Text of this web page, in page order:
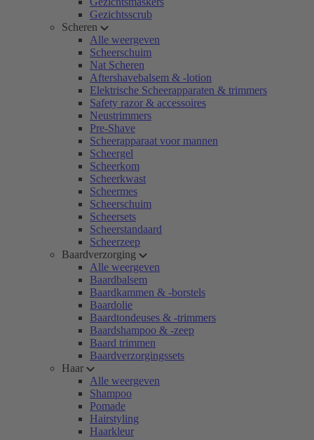
Gezichtsscrub
Scheren
Alle weergeven
Scheerschuim
Nat Scheren
Aftershavebalsem & -lotion
Elektrische Scheerapparaten & trimmers
Safety razor & accessoires
Neustrimmers
Pre-Shave
Scheerapparaat voor mannen
Scheergel
Scheerkom
Scheerkwast
Scheermes
Scheerschuim
Scheersets
Scheerstandaard
Scheerzeep
Baardverzorging
Alle weergeven
Baardbalsem
Baardkammen & -borstels
Baardolie
Baardtondeuses & -trimmers
Baardshampoo & -zeep
Baard trimmen
Baardverzorgingssets
Haar
Alle weergeven
Shampoo
Pomade
Hairstyling
Haarkleur